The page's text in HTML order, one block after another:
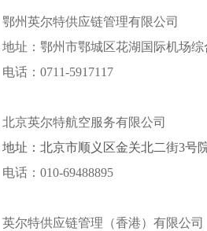
鄂州英尔特供应链管理有限公司
地址：鄂州市鄂城区花湖国际机场
电话：0711-5917117
北京英尔特航空服务有限公司
地址：北京市顺义区金关北二街3号
电话：010-69488895
英尔特供应链管理（香港）有限公司